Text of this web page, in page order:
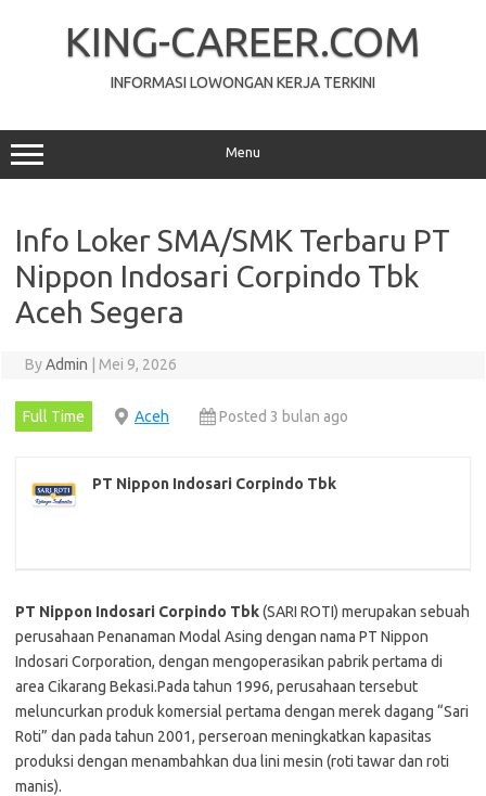
KING-CAREER.COM
INFORMASI LOWONGAN KERJA TERKINI
Menu
Info Loker SMA/SMK Terbaru PT
Nippon Indosari Corpindo Tbk
Aceh Segera
ByAdmin Mei 9, 2026
Full Time Aceh Posted 3 bulan ago
PT Nippon Indosari Corpindo Tbk
PT Nippon Indosari Corpindo Tbk(SARI ROTI) merupakan sebuah
perusahaan Penanaman Modal Asing dengan nama PT Nippon
Indosari Corporation, dengan mengoperasikan pabrik pertama di
area Cikarang Bekasi.Pada tahun 1996, perusahaan tersebut
meluncurkan produk komersial pertama dengan merek dagang “Sari
Roti” dan pada tahun 2001, perseroan meningkatkan kapasitas
produksi dengan menambahkan dua lini mesin (roti tawar dan roti
manis).